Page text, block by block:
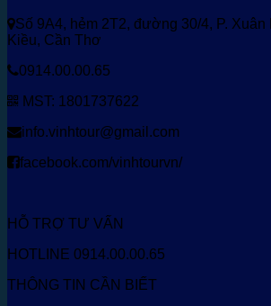
Số 9A4, hẻm 2T2, đường 30/4, P. Xuân
Kiều, Cần Thơ
0914.00.00.65
MST: 1801737622
info.vinhtour@gmail.com
facebook.com/vinhtourvn/
HỖ TRỢ TƯ VẤN
HOTLINE 0914.00.00.65
THÔNG TIN CẦN BIẾT